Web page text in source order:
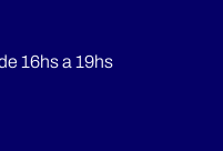
16hs a 19hs